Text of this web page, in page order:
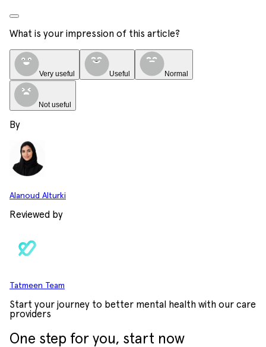
What is your impression of this article?
Very useful Useful Normal
Not useful
By
Alanoud Alturki
Reviewed by
Tatmeen Team
Start your journey to better mental health with our care
providers
One step for you, start now